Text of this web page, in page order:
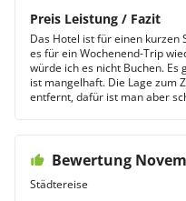
Preis Leistung / Fazit
Das Hotel ist für einen kurzen
es für ein Wochenend-Trip
würde ich es nicht Buchen. Es
ist mangelhaft. Die Lage zum
entfernt, dafür ist man aber
Bewertung
Städtereise